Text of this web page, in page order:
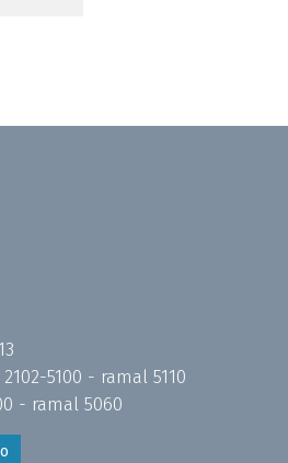
2102-5100 - ramal 5110
- ramal 5060